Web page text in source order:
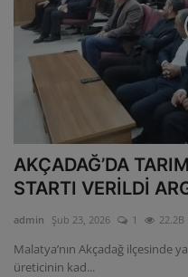
AKÇADAĞ’DA
STARTI VERİLDİ
admin Şub 23, 2026 1 22.2B
Malatya’nın Akçadağ ilçesinde
üreticinin kad...